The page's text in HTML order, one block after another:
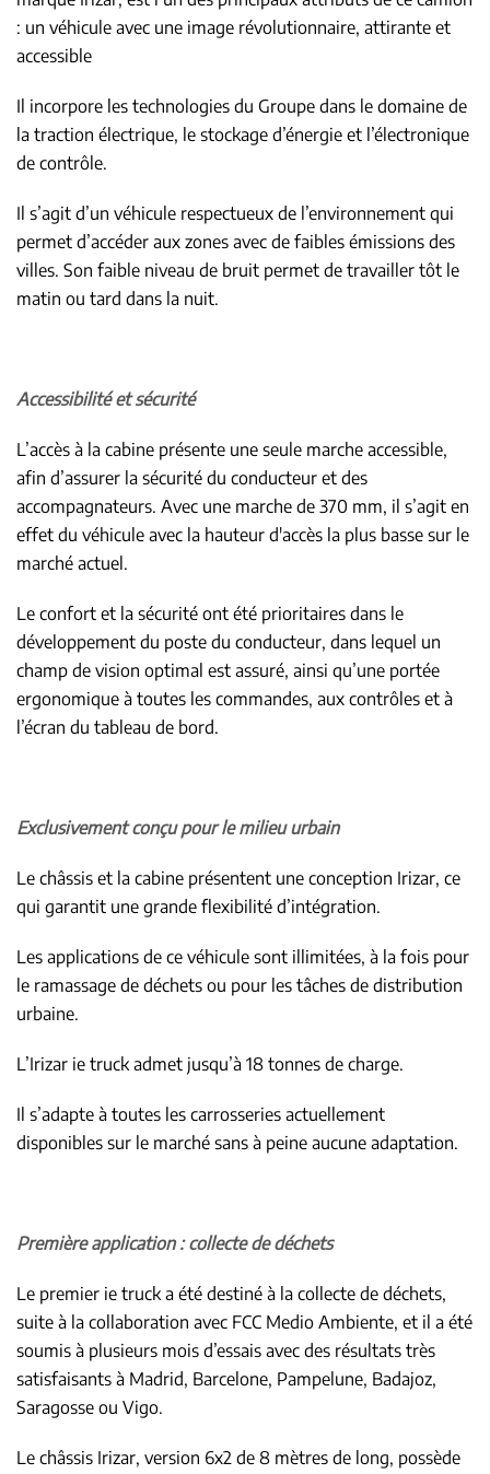
: un véhicule avec une image révolutionnaire, attirante et
accessible
Il incorpore les technologies du Groupe dans le domaine de
la traction électrique, le stockage d’énergie et l’électronique
de contrôle.
Il s’agit d’un véhicule respectueux de l’environnement qui
permet d’accéder aux zones avec de faibles émissions des
villes. Son faible niveau de bruit permet de travailler tôt le
matin ou tard dans la nuit.
Accessibilité et sécurité
L’accès à la cabine présente une seule marche accessible,
afin d’assurer la sécurité du conducteur et des
accompagnateurs. Avec une marche de 370 mm, il s’agit en
effet du véhicule avec la hauteur d'accès la plus basse sur le
marché actuel.
Le confort et la sécurité ont été prioritaires dans le
développement du poste du conducteur, dans lequel un
champ de vision optimal est assuré, ainsi qu’une portée
ergonomique à toutes les commandes, aux contrôles et à
l’écran du tableau de bord.
Exclusivement conçu pour le milieu urbain
Le châssis et la cabine présentent une conception Irizar, ce
qui garantit une grande flexibilité d’intégration.
Les applications de ce véhicule sont illimitées, à la fois pour
le ramassage de déchets ou pour les tâches de distribution
urbaine.
L’Irizar ie truck admet jusqu’à 18 tonnes de charge.
Il s’adapte à toutes les carrosseries actuellement
disponibles sur le marché sans à peine aucune adaptation.
Première application : collecte de déchets
Le premier ie truck a été destiné à la collecte de déchets,
suite à la collaboration avec FCC Medio Ambiente, et il a été
soumis à plusieurs mois d’essais avec des résultats très
satisfaisants à Madrid, Barcelone, Pampelune, Badajoz,
Saragosse ou Vigo.
Le châssis Irizar, version 6x2 de 8 mètres de long, possède